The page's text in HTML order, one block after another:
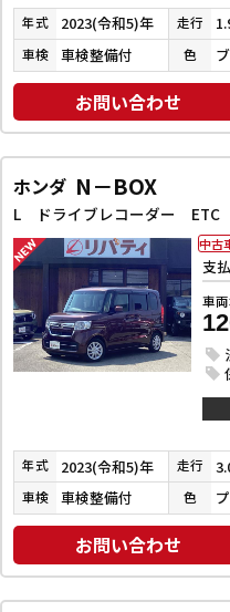
年式 2023(令和5)年 走行
車検 車検整備付 色
お問い合わせ
ホンダ N－BOX
支
車
中古
年式 2023(令和5)年 走行
車検 車検整備付 色
お問い合わせ